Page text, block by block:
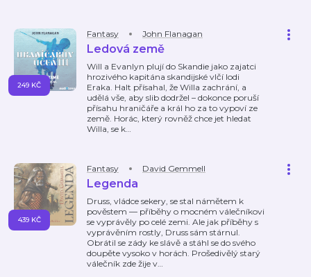
Fantasy John Flanagan
Ledová země
Will a Evanlyn plují do Skandie jako zajatci
hrozivého kapitána skandijské vlčí lodi
Eraka. Halt přísahal, že Willa zachrání, a
udělá vše, aby slib dodržel – dokonce poruší
přísahu hraničáře a král ho za to vypoví ze
země. Horác, který rovněž chce jet hledat
Willa, se k…
249 KČ
Fantasy David Gemmell
Legenda
Druss, vládce sekery, se stal námětem k
pověstem — příběhy o mocném válečníkovi
se vyprávěly po celé zemi. Ale jak příběhy s
vyprávěním rostly, Druss sám stárnul.
Obrátil se zády ke slávě a stáhl se do svého
doupěte vysoko v horách. Prošedivělý starý
válečník zde žije v…
439 KČ